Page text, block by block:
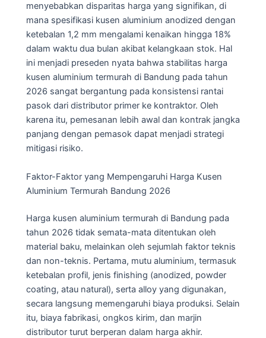
menyebabkan disparitas harga yang signifikan, di
mana spesifikasi kusen aluminium anodized dengan
ketebalan 1,2 mm mengalami kenaikan hingga 18%
dalam waktu dua bulan akibat kelangkaan stok. Hal
ini menjadi preseden nyata bahwa stabilitas harga
kusen aluminium termurah di Bandung pada tahun
2026 sangat bergantung pada konsistensi rantai
pasok dari distributor primer ke kontraktor. Oleh
karena itu, pemesanan lebih awal dan kontrak jangka
panjang dengan pemasok dapat menjadi strategi
mitigasi risiko.
Faktor-Faktor yang Mempengaruhi Harga Kusen
Aluminium Termurah Bandung 2026
Harga kusen aluminium termurah di Bandung pada
tahun 2026 tidak semata-mata ditentukan oleh
material baku, melainkan oleh sejumlah faktor teknis
dan non-teknis. Pertama, mutu aluminium, termasuk
ketebalan profil, jenis finishing (anodized, powder
coating, atau natural), serta alloy yang digunakan,
secara langsung memengaruhi biaya produksi. Selain
itu, biaya fabrikasi, ongkos kirim, dan marjin
distributor turut berperan dalam harga akhir.